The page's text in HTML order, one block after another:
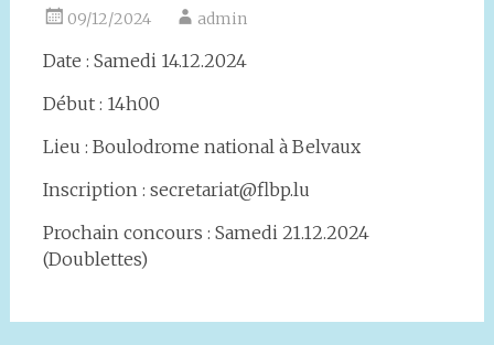
09/12/2024 admin
Date : Samedi 14.12.2024
Début : 14h00
Lieu : Boulodrome national à Belvaux
Inscription : secretariat@flbp.lu
Prochain concours : Samedi 21.12.2024
(Doublettes)